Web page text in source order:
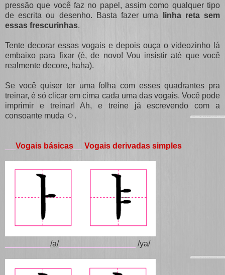
pressão que você faz no papel, assim como qualquer tipo
de escrita ou desenho. Basta fazer uma
linha reta sem
essas frescurinhas.
Tente decorar essas vogais e depois ouça o videozinho lá
embaixo para fixar (é, de novo! Vou insistir até que você
realmente decore, haha).
Se você quiser ter uma folha com esses quadrantes pra
treinar, é só clicar em cima cada uma das vogais. Você pode
imprimir e treinar! Ah, e treine já escrevendo com a
consoante muda ㅇ.
Vogais básicas Vogais derivadas simples
/a/_________________ /ya/